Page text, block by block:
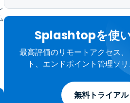
Splashtopを使
最高評価のリモートアクセス
ト、エンドポイント管理ソリ
無料トライアル